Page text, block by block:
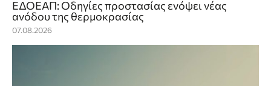
ΕΔΟΕΑΠ: Οδηγίες προστασίας ενόψει νέας
ανόδου της θερμοκρασίας
07.08.2026